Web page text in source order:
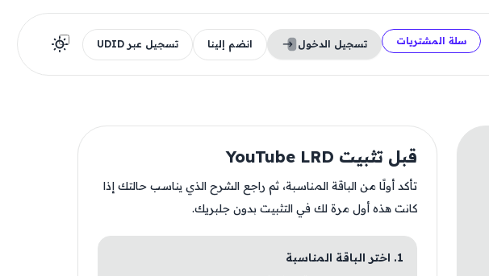
سلة المشتريات تسجيل الدخول انضم إلينا تسجيل عبر UDID
قبل تثبيت YouTube LRD
تأكد أولًا من الباقة المناسبة، ثم راجع الشرح الذي يناسب حالتك إذا
كانت هذه أول مرة لك في التثبيت بدون جلبريك.
1. اختر الباقة المناسبة